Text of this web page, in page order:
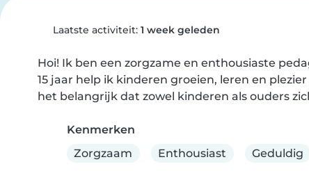
Laatste activiteit: 1 week geleden
Hoi! Ik ben een zorgzame en enthousiaste
15 jaar help ik kinderen groeien, leren en
het belangrijk dat zowel kinderen als ouders
Kenmerken
Zorgzaam
Enthousiast Geduldig